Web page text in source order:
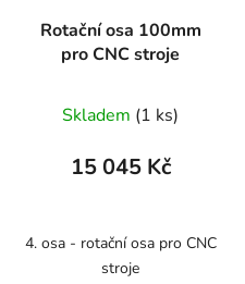
Rotační osa 100mm
pro CNC stroje
Skladem (1 ks)
15 045 Kč
4. osa - rotační osa pro CNC
stroje